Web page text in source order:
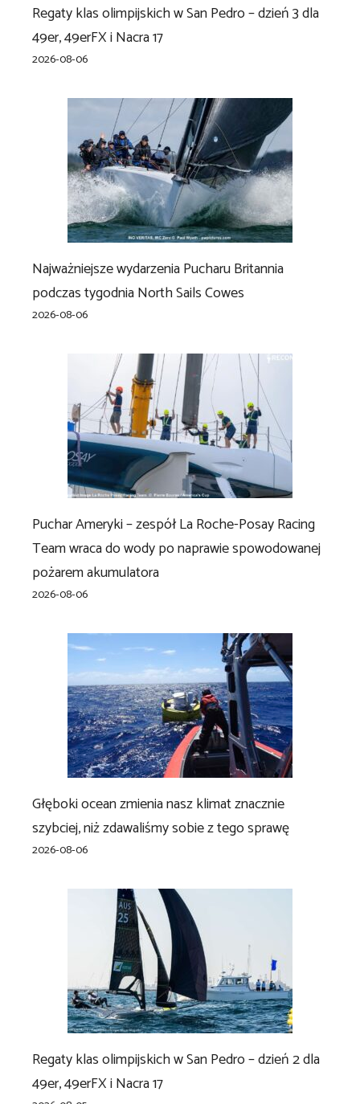
Regaty klas olimpijskich w San Pedro – dzień 3 dla
49er, 49erFX i Nacra 17
2026-08-06
Najważniejsze wydarzenia Pucharu Britannia
podczas tygodnia North Sails Cowes
2026-08-06
Puchar Ameryki – zespół La Roche-Posay Racing
Team wraca do wody po naprawie spowodowanej
pożarem akumulatora
2026-08-06
Głęboki ocean zmienia nasz klimat znacznie
szybciej, niż zdawaliśmy sobie z tego sprawę
2026-08-06
Regaty klas olimpijskich w San Pedro – dzień 2 dla
49er, 49erFX i Nacra 17